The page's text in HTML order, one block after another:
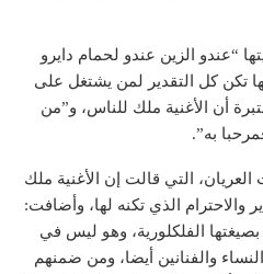
“عندو الزين عندو لحمام دايرو
تكن كل التقدير لمن يشتغل على
أن الأغنية ملك للناس، و”من
به”.
التي قالت إن الأغنية ملك
الذي تكنه لها، وأضافت:
بصيغتها الفلكلورية، وهو ليس في
والفنانين أيضا، ومن ضمنهم